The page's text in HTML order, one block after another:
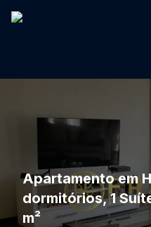
Apartamento em
dormitórios, 1
m²